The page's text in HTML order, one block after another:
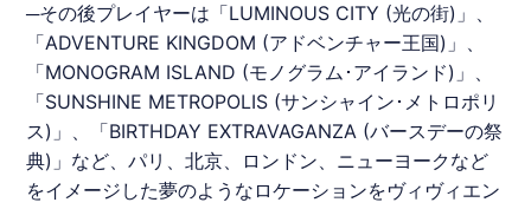
─その後プレイヤーは「LUMINOUS CITY (光の街)」、
「ADVENTURE KINGDOM (アドベンチャー王国)」、
「MONOGRAM ISLAND (モノグラム･アイランド)」、
「SUNSHINE METROPOLIS (サンシャイン･メトロポリ
ス)」、「BIRTHDAY EXTRAVAGANZA (バースデーの祭
典)」など、パリ、北京、ロンドン、ニューヨークなど
をイメージした夢のようなロケーションをヴィヴィエン